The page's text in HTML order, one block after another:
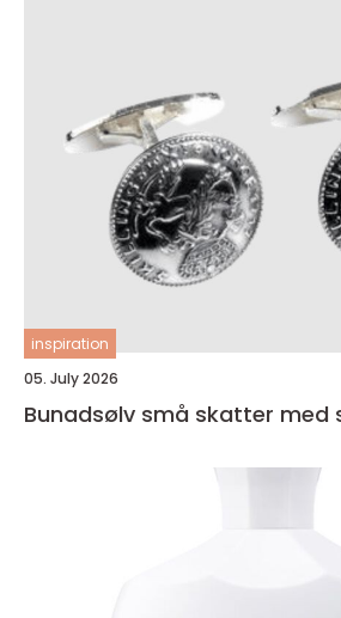
inspiration
05. July 2026
Bunadsølv små skatter